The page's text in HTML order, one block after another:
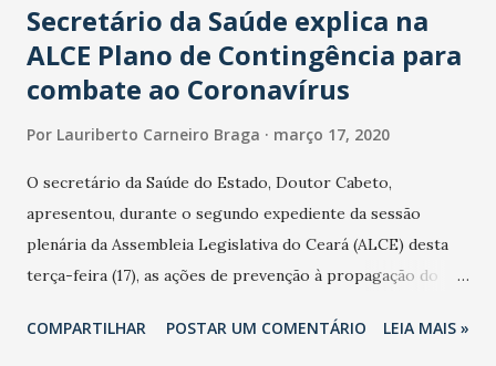
Secretário da Saúde explica na
ALCE Plano de Contingência para
combate ao Coronavírus
Por Lauriberto Carneiro Braga março 17, 2020
O secretário da Saúde do Estado, Doutor Cabeto,
apresentou, durante o segundo expediente da sessão
plenária da Assembleia Legislativa do Ceará (ALCE) desta
terça-feira (17), as ações de prevenção à propagação do
adotadas pelo Governo do Estado na contenção da
COMPARTILHAR POSTAR UM COMENTÁRIO LEIA MAIS »